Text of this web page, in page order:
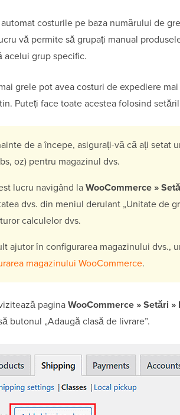
costurile pe baza numărului de
vă permite să grupați manual
​​acelui grup specific.
grele pot avea costuri de expediere
Puteți face toate acestea folosind
de a începe, asigurați-vă că ați setat
oz) pentru magazinul dvs.
lucru navigând laWooCommerce »
dvs. din meniul derulant „Unitate de
calculelor dvs.
ajutor în configurarea magazinului dvs.,
magazinului WooCommerce.
paginaWooCommerce » Setări »
butonul „Adaugă clasă de livrare”.